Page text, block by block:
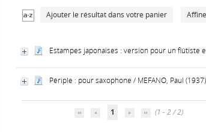
Ajouter le résultat dans votre panier
Estampes japonaises : version pour un flûtiste
Périple : pour saxophone / MEFANO, Paul (1937)
1 (1 - 2 / 2)